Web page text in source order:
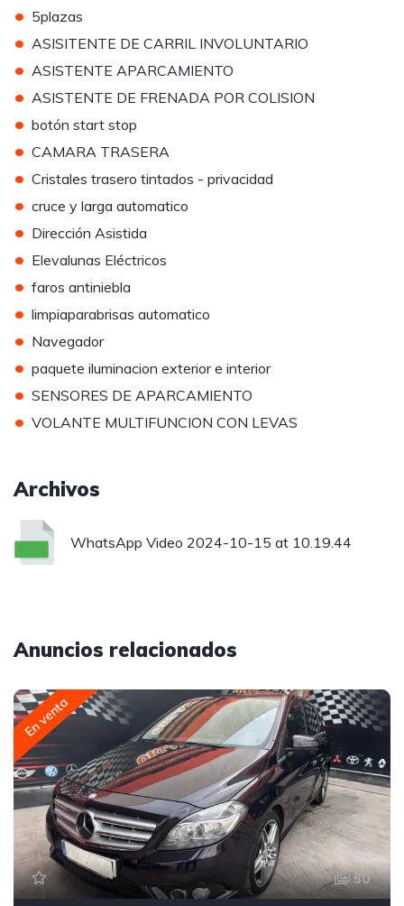
• 5plazas
• ASISITENTE DE CARRIL INVOLUNTARIO
• ASISTENTE APARCAMIENTO
• ASISTENTE DE FRENADA POR COLISION
• botón start stop
• CAMARA TRASERA
• Cristales trasero tintados - privacidad
• cruce y larga automatico
• Dirección Asistida
• Elevalunas Eléctricos
• faros antiniebla
• limpiaparabrisas automatico
• Navegador
• paquete iluminacion exterior e interior
• SENSORES DE APARCAMIENTO
• VOLANTE MULTIFUNCION CON LEVAS
Archivos
WhatsApp Video 2024-10-15 at 10.19.44
Anuncios relacionados
En venta
50